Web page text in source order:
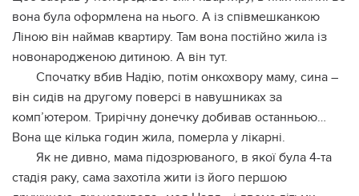
вона була оформлена на нього. А із співмешканкою
Ліною він наймав квартиру. Там вона постійно жила із
новонародженою дитиною. А він тут.
Спочатку вбив Надію, потім онкохвору маму, сина –
він сидів на другому поверсі в навушниках за
комп’ютером. Трирічну донечку добивав останньою…
Вона ще кілька годин жила, померла у лікарні.
Як не дивно, мама підозрюваного, в якої була 4-та
стадія раку, сама захотіла жити із його першою